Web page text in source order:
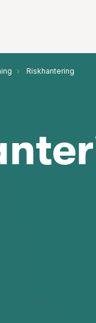
Riskhantering